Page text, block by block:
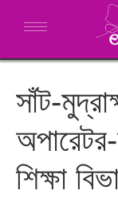
সাঁট-
অপারেটর-
শিক্ষা